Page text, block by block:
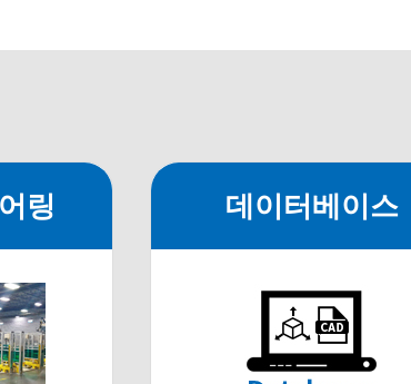
링 데이터베이스